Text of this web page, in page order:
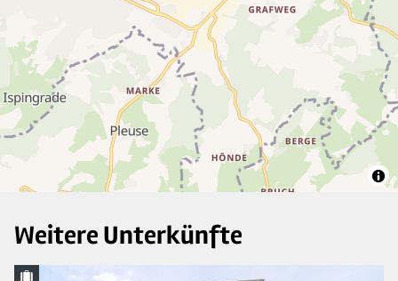
Weitere Unterkünfte